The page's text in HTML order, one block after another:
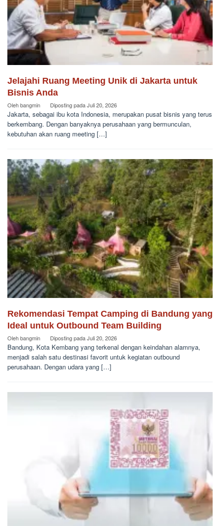
Jelajahi Ruang Meeting Unik di Jakarta untuk
Bisnis Anda
Olehbangmin Diposting padaJuli 20, 2026
Jakarta, sebagai ibu kota Indonesia, merupakan pusat bisnis yang terus
berkembang. Dengan banyaknya perusahaan yang bermunculan,
kebutuhan akan ruang meeting […]
Rekomendasi Tempat Camping di Bandung yang
Ideal untuk Outbound Team Building
Olehbangmin Diposting padaJuli 20, 2026
Bandung, Kota Kembang yang terkenal dengan keindahan alamnya,
menjadi salah satu destinasi favorit untuk kegiatan outbound
perusahaan. Dengan udara yang […]